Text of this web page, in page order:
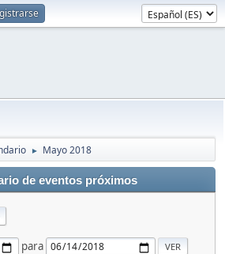
► Mayo 2018
de eventos próximos
para